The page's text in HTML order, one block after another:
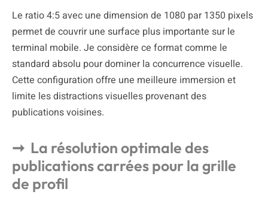
Le ratio 4:5 avec une dimension de 1080 par 1350 pixels
permet de couvrir une surface plus importante sur le
terminal mobile. Je considère ce format comme le
standard absolu pour dominer la concurrence visuelle.
Cette configuration offre une meilleure immersion et
limite les distractions visuelles provenant des
publications voisines.
La résolution optimale des
publications carrées pour la grille
de profil